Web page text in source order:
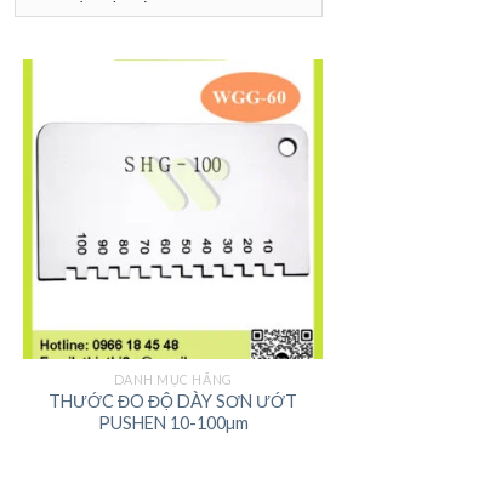
DANH MỤC HÃNG
THƯỚC ĐO ĐỘ DÀY SƠN ƯỚT
PUSHEN 10-100µm